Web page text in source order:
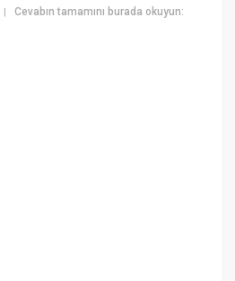
|Cevabın tamamını burada okuyun: